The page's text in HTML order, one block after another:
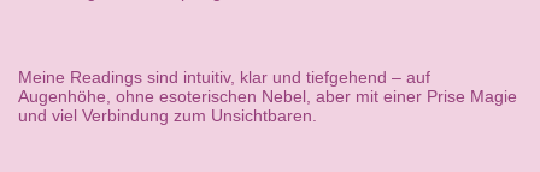
Meine Readings sind intuitiv, klar und tiefgehend – auf
Augenhöhe, ohne esoterischen Nebel, aber mit einer Prise Magie
und viel Verbindung zum Unsichtbaren.